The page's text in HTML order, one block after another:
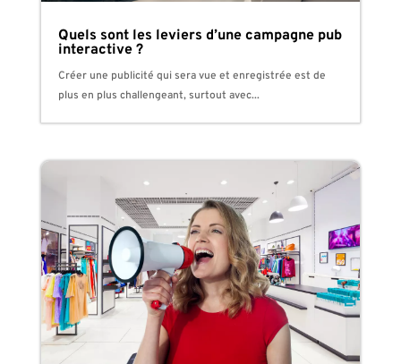
Quels sont les leviers d’une campagne pub
interactive ?
Créer une publicité qui sera vue et enregistrée est de
plus en plus challengeant, surtout avec...